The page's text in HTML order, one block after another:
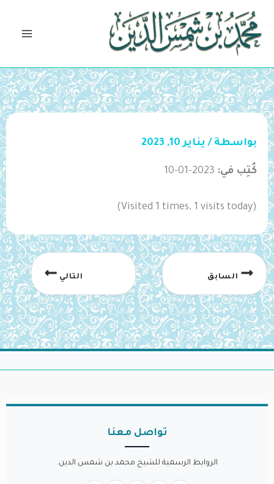
تخطي
المحتوى
بواسطة / يناير 10, 2023
كُتِب في: 2023-01-10
(Visited 1 times, 1 visits today)
السابق التالي
تواصل معنا
الروابط الرسمية للشيخ محمد بن شمس الدين.